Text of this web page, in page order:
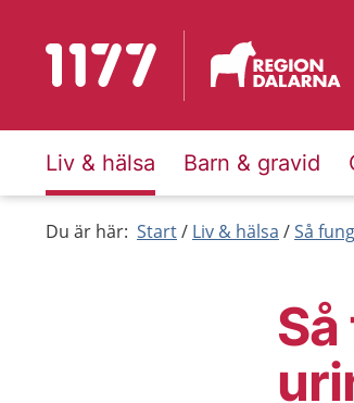
Till startsidan för 1177
Liv & hälsa Barn & gravid
Du är här: Start Liv & hälsa Så